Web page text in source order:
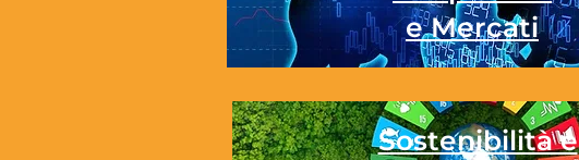
e Mercati
Sostenibilità e